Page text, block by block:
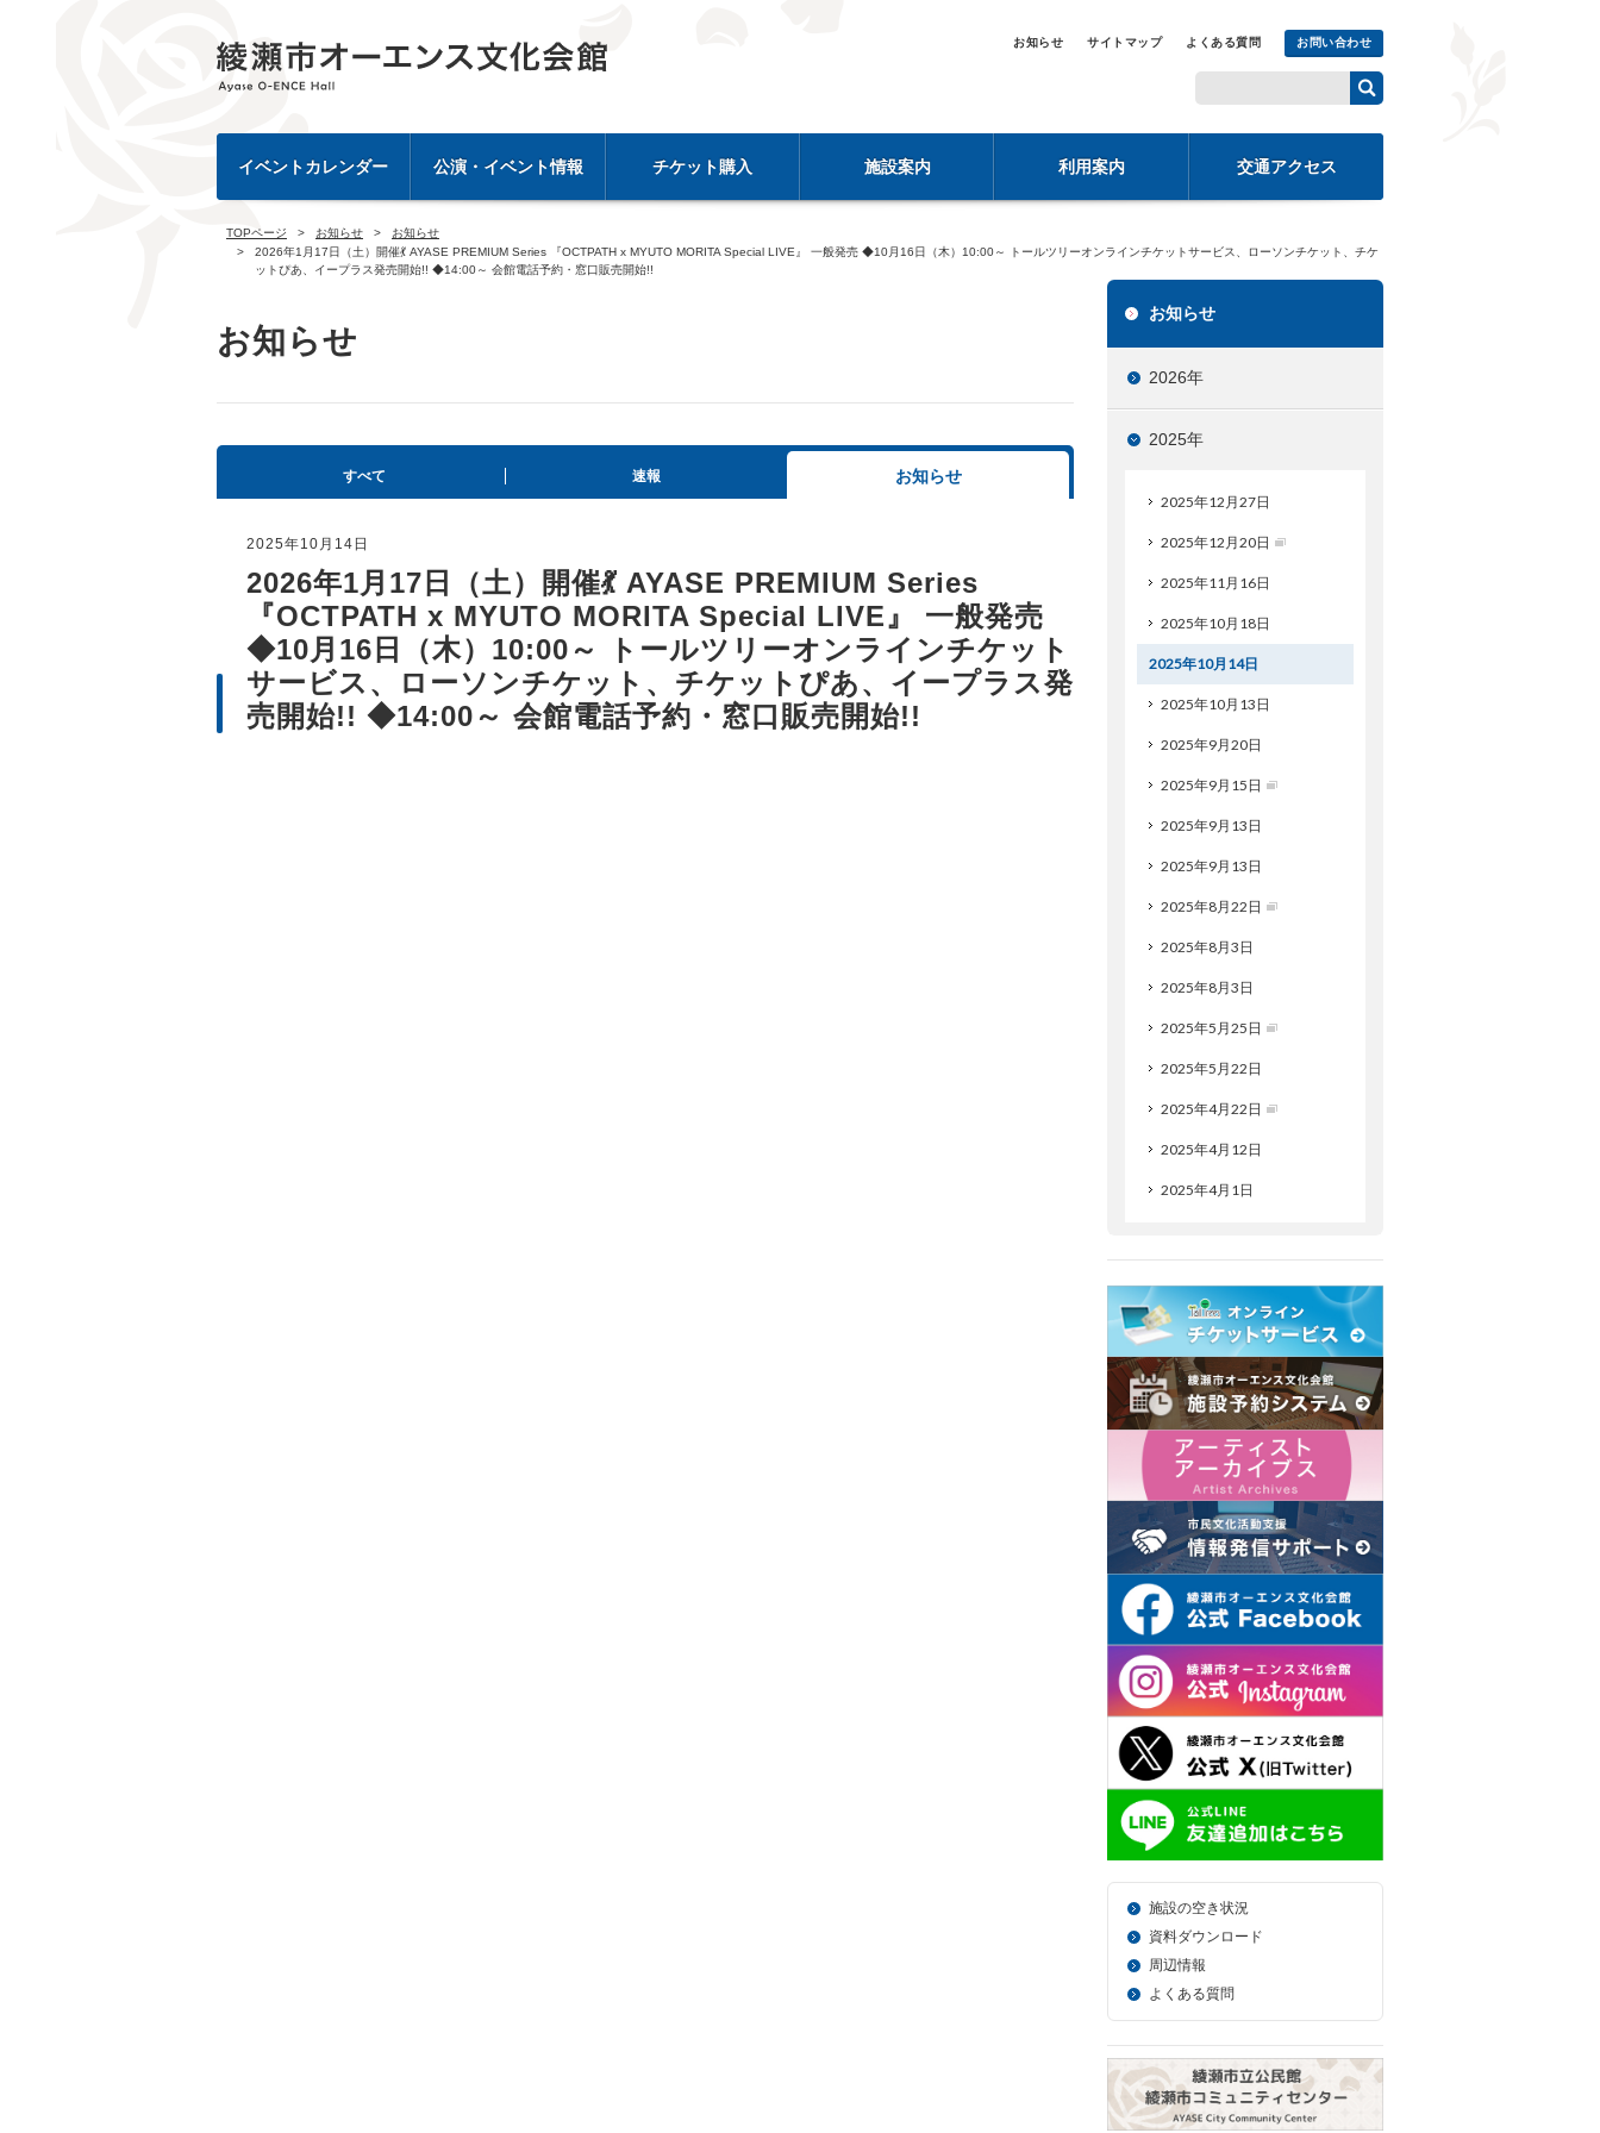
お知らせ サイトマップ よくある質問 お問い合わせ
イベントカレンダー 公演・イベント情報 チケット購入 施設案内 利用案内 交通アクセス
TOPページ お知らせ
お知らせ
2026年1月17日（土）開催💃 AYASE PREMIUM Series 『OCTPATH x MYUTO MORITA Special LIVE』 一般発売 ◆10月16日（木）10:00～ トールツリーオンラインチケットサービス、ローソンチケット、チケ
ットぴあ、イープラス発売開始!! ◆14:00～ 会館電話予約・窓口販売開始!!
お知らせ
すべて 速報 お知らせ
2025年10月14日
2026年1月17日（土）開催💃 AYASE PREMIUM Series
『OCTPATH x MYUTO MORITA Special LIVE』 一般発売
◆10月16日（木）10:00～ トールツリーオンラインチケット
サービス、ローソンチケット、チケットぴあ、イープラス発
売開始!! ◆14:00～ 会館電話予約・窓口販売開始!!
お知らせ
2026年
2025年
2025年12月27日
2025年12月20日
2025年11月16日
2025年10月18日
2025年10月14日
2025年10月13日
2025年9月20日
2025年9月15日
2025年9月13日
2025年9月13日
2025年8月22日
2025年8月3日
2025年8月3日
2025年5月25日
2025年5月22日
2025年4月22日
2025年4月12日
2025年4月1日
施設の空き状況
資料ダウンロード
周辺情報
よくある質問